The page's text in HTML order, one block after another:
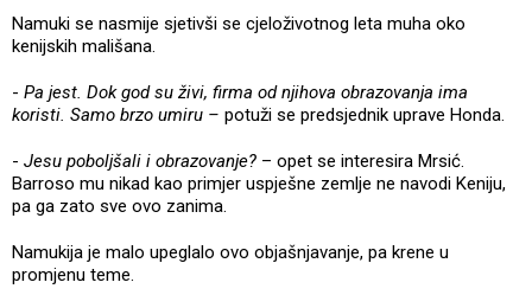
Namuki se nasmije sjetivši se cjeloživotnog leta muha oko
kenijskih mališana.
- Pa jest. Dok god su živi, firma od njihova obrazovanja ima
koristi. Samo brzo umiru – potuži se predsjednik uprave Honda.
- Jesu poboljšali i obrazovanje? – opet se interesira Mrsić.
Barroso mu nikad kao primjer uspješne zemlje ne navodi Keniju,
pa ga zato sve ovo zanima.
Namukija je malo upeglalo ovo objašnjavanje, pa krene u
promjenu teme.